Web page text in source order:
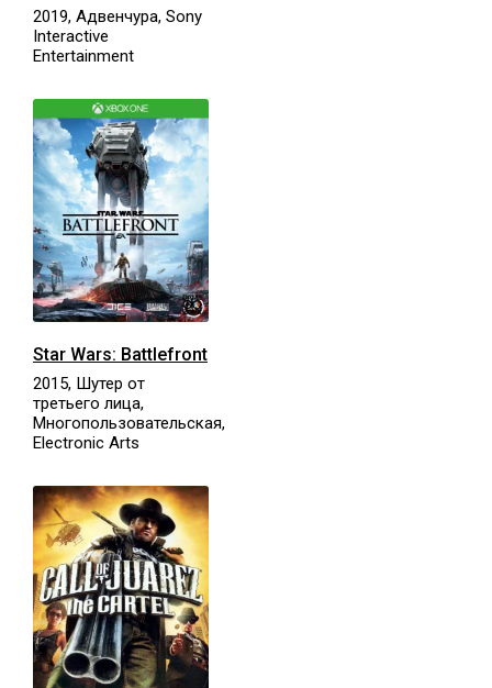
2019, Адвенчура, Sony
Interactive
Entertainment
Star Wars: Battlefront
2015, Шутер от
третьего лица,
Многопользовательская,
Electronic Arts